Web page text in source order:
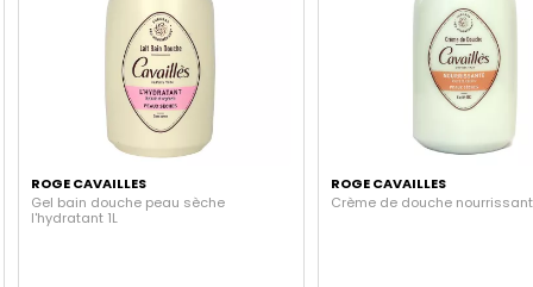
ROGE CAVAILLES
Gel bain douche peau sèche
l'hydratant 1L
ROGE CAVAILLES
Crème de douche